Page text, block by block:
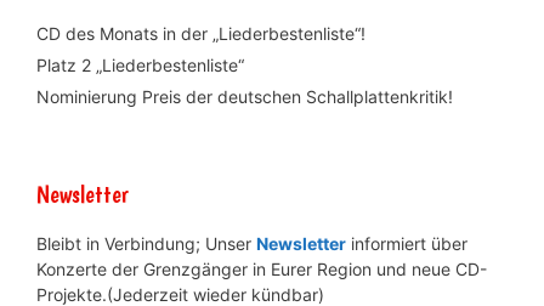
CD des Monats in der „Liederbestenliste“!
Platz 2 „Liederbestenliste“
Nominierung Preis der deutschen Schallplattenkritik!
Newsletter
Bleibt in Verbindung; Unser Newsletter informiert über
Konzerte der Grenzgänger in Eurer Region und neue CD-
Projekte.(Jederzeit wieder kündbar)